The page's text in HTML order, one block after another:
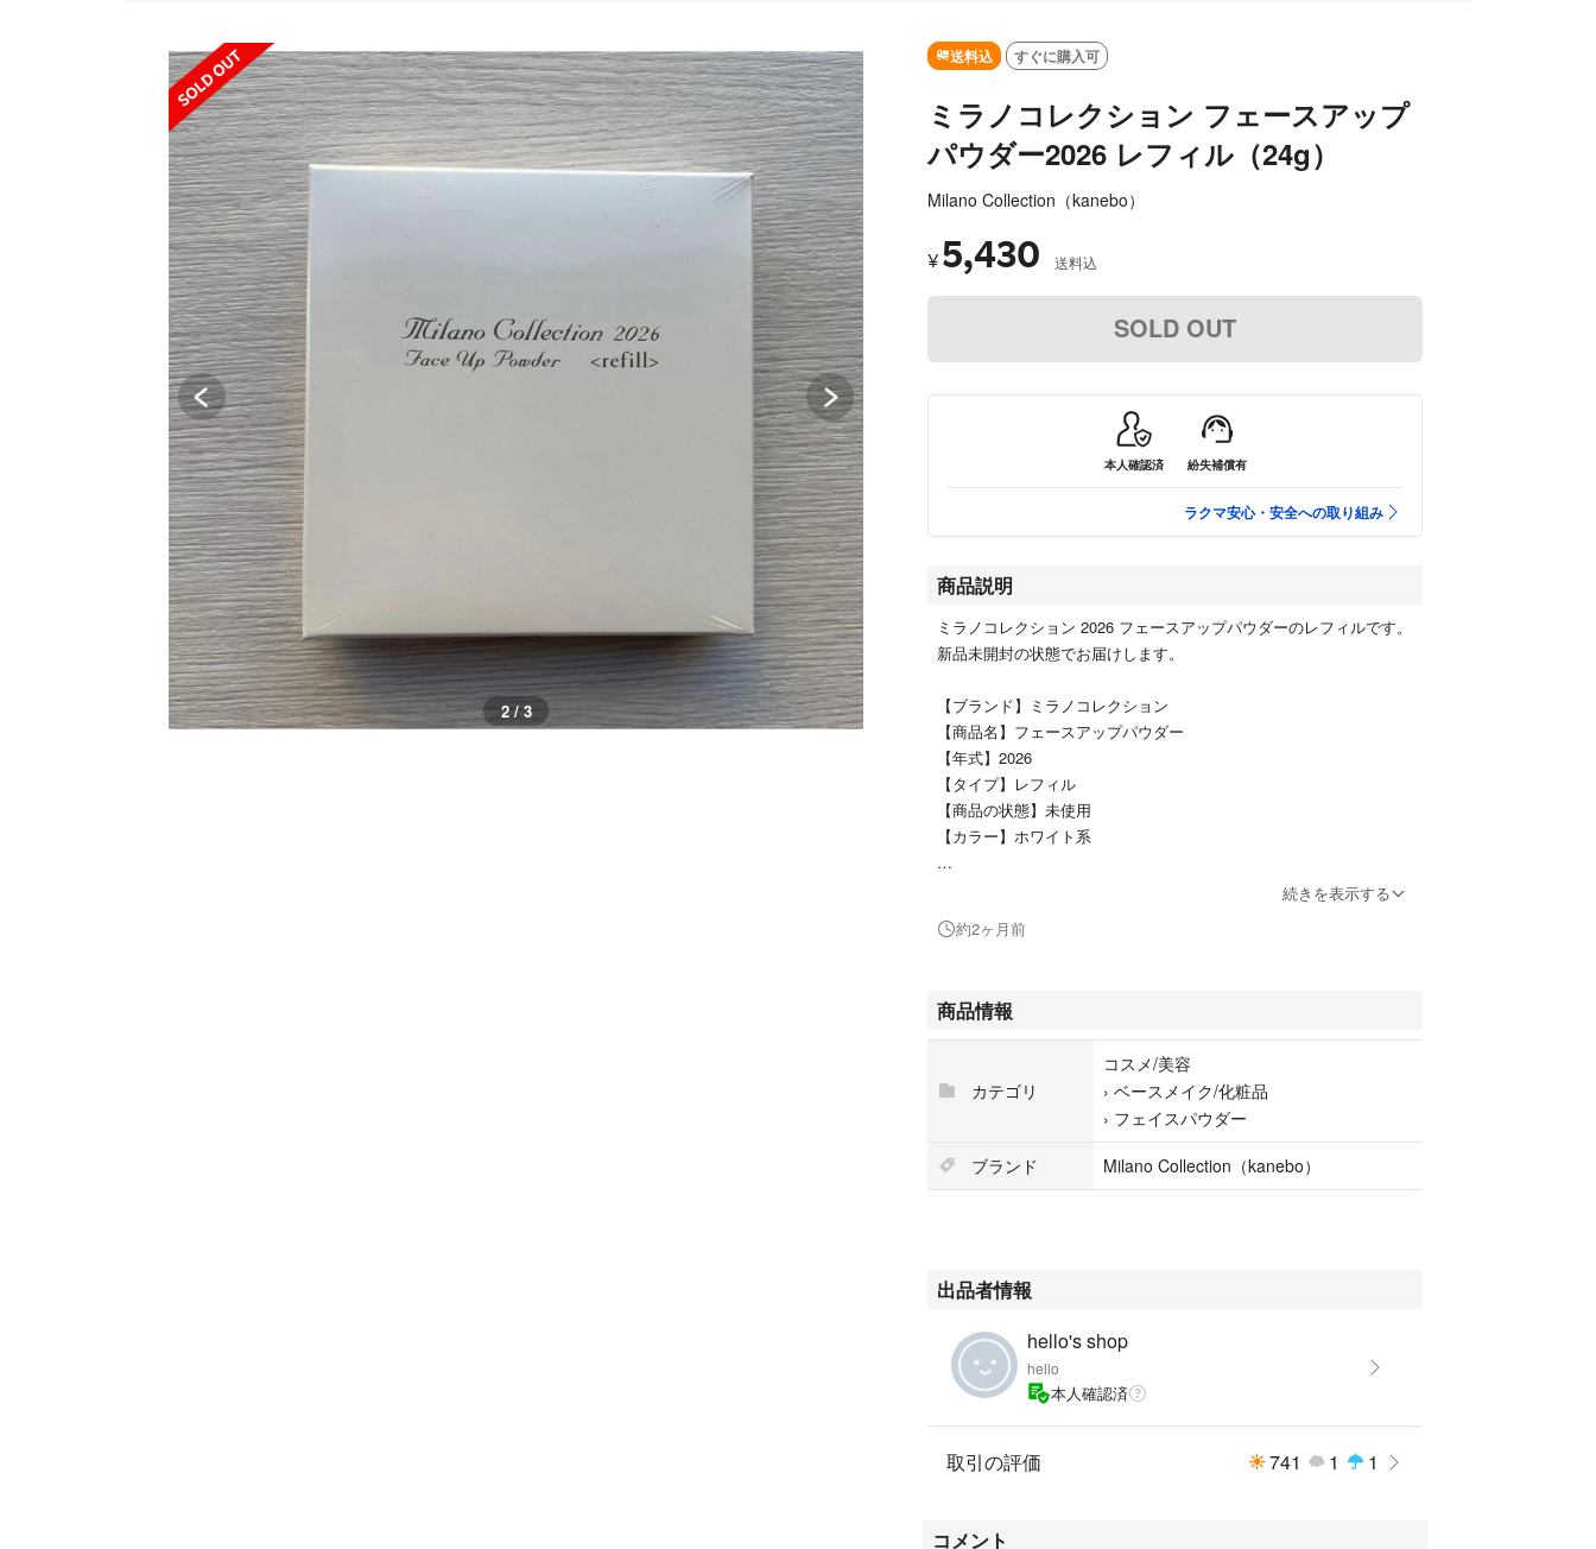
SOLD OUT SOLD OUT
2 / 3
送料込 すぐに購入可
ミラノコレクション フェースアップ
パウダー2026 レフィル（24g）
Milano Collection（kanebo）
¥ 5,430 送料込
SOLD OUT
本人確認済 紛失補償有
ラクマ安心・安全への取り組み
商品説明
ミラノコレクション 2026 フェースアップパウダーのレフィルです。
新品未開封の状態でお届けします。
【ブランド】ミラノコレクション
【商品名】フェースアップパウダー
【年式】2026
【タイプ】レフィル
【商品の状態】未使用
【カラー】ホワイト系
続きを表示する
約2ヶ月前
商品情報
カテゴリ
コスメ/美容
› ベースメイク/化粧品
› フェイスパウダー
ブランド
Milano Collection（kanebo）
出品者情報
hello's shop
hello
本人確認済
取引の評価 741 1 1
コメント